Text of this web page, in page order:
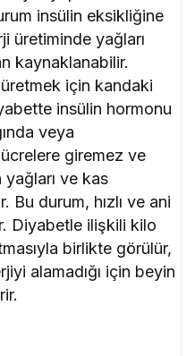
insülin eksikliğine
üretiminde yağları
kaynaklanabilir.
için kandaki
insülin hormonu
veya
giremez ve
ve kas
Bu durum, hızlı ve ani
Diyabetle ilişkili kilo
birlikte görülür,
alamadığı için beyin